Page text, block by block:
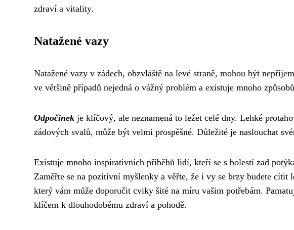
zdraví a vitality.
Natažené vazy
Natažené vazy v zádech, obzvláště na levé straně, mohou být
ve většině případů nejedná o vážný problém a existuje mnoho
Odpočinek je klíčový, ale neznamená to ležet celé dny. Lehké
zádových svalů, může být velmi prospěšné. Důležité je naslouchat
Existuje mnoho inspirativních příběhů lidí, kteří se s bolestí zad
Zaměřte se na pozitivní myšlenky a věřte, že i vy se brzy budete cítit
který vám může doporučit cviky šité na míru vašim potřebám.
klíčem k dlouhodobému zdraví a pohodě.